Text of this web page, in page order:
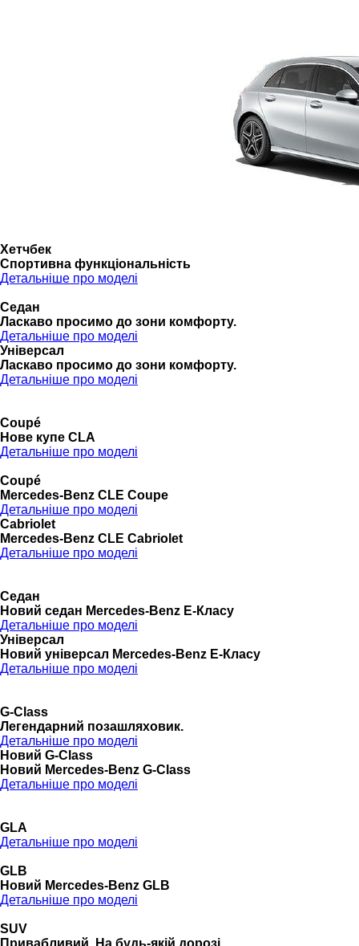
Хетчбек
Спортивна функціональність
Детальніше про моделі
Седан
Ласкаво просимо до зони комфорту.
Детальніше про моделі
Універсал
Ласкаво просимо до зони комфорту.
Детальніше про моделі
Coupé
Нове купе CLA
Детальніше про моделі
Coupé
Mercedes-Benz CLE Coupe
Детальніше про моделі
Cabriolet
Mercedes-Benz CLE Cabriolet
Детальніше про моделі
Седан
Новий седан Mercedes-Benz Е-Класу
Детальніше про моделі
Універсал
Новий універсал Mercedes-Benz E-Класу
Детальніше про моделі
G-Class
Легендарний позашляховик.
Детальніше про моделі
Новий G-Class
Новий Mercedes-Benz G-Class
Детальніше про моделі
GLA
Детальніше про моделі
GLB
Новий Mercedes-Benz GLB
Детальніше про моделі
SUV
Привабливий. На будь-якій дорозі.